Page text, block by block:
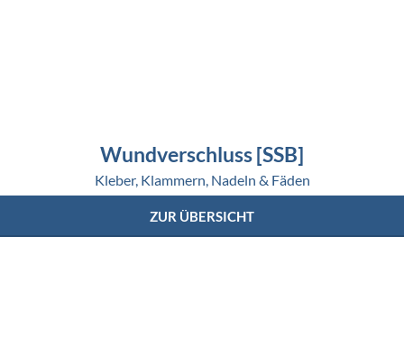
Wundverschluss [SSB]
Kleber, Klammern, Nadeln & Fäden
ZUR ÜBERSICHT